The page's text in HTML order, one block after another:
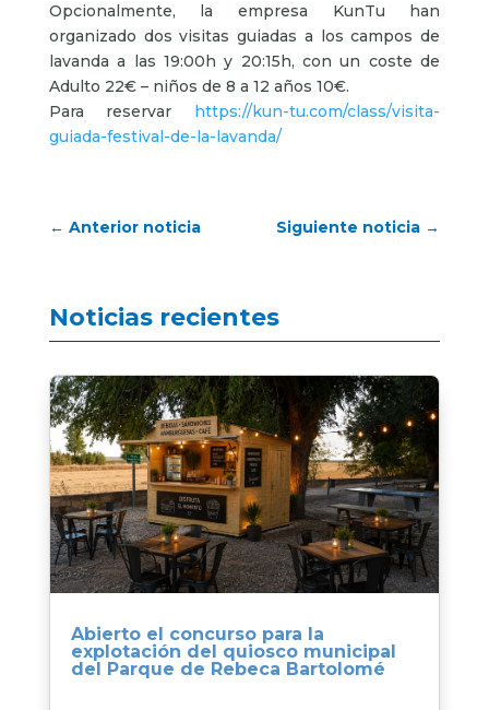
Opcionalmente, la empresa KunTu han
organizado dos visitas guiadas a los campos de
lavanda a las 19:00h y 20:15h, con un coste de
Adulto 22€ – niños de 8 a 12 años 10€.
Para reservar https://kun-tu.com/class/visita-
guiada-festival-de-la-lavanda/
← Anterior noticia Siguiente noticia →
Noticias recientes
Abierto el concurso para la
explotación del quiosco municipal
del Parque de Rebeca Bartolomé